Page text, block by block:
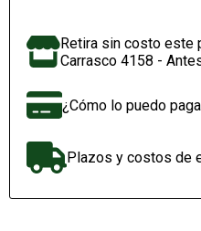
Retira sin costo este
Carrasco 4158 -
¿Cómo lo puedo
Plazos y costos de